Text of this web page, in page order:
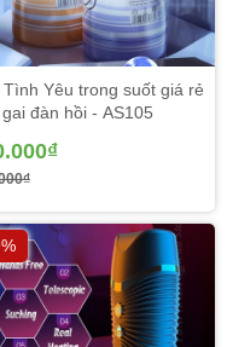
Tình Yêu trong suốt giá rẻ
đàn hồi - AS105